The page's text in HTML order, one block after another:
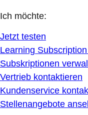
Ich möchte:
Jetzt testen
Learning
Subskriptionen
Vertrieb kontaktieren
Kundenservice
Stellenangebote